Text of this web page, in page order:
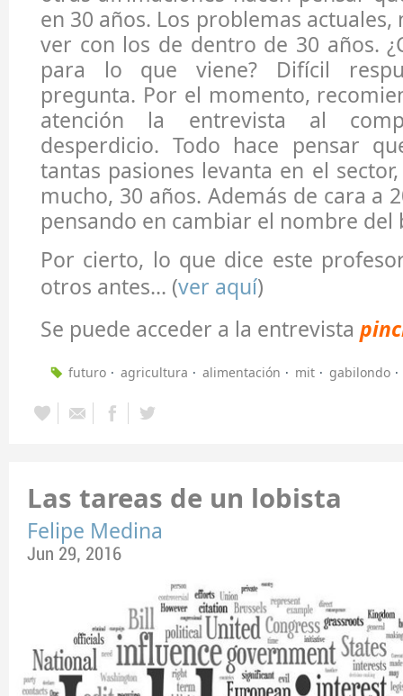
en 30 años. Los problemas
ver con los de dentro de 30 años.
para lo que viene? Difícil
pregunta. Por el momento,
atención la entrevista al
desperdicio. Todo hace pensar
tantas pasiones levanta en el
mucho, 30 años. Además de cara a
pensando en cambiar el nombre del
Por cierto, lo que dice este
otros antes... (ver aquí)
Se puede acceder a la entrevista
futuro agricultura alimentación mit gabilondo
Las tareas de un lobista
Felipe Medina
Jun 29, 2016